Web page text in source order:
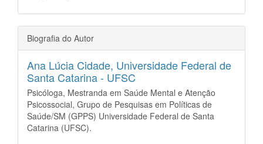
Biografia do Autor
Ana Lúcia Cidade, Universidade Federal de
Santa Catarina - UFSC
Psicóloga, Mestranda em Saúde Mental e Atenção
Psicossocial, Grupo de Pesquisas em Políticas de
Saúde/SM (GPPS) Universidade Federal de Santa
Catarina (UFSC).